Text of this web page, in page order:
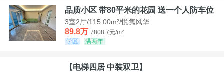
品质小区 带80平米的花园 送一个人防车位
3室2厅/115.00m²/悦隽风华
89.8万 7808.7元/m²
学区
满两年
【电梯四居 中装双卫】